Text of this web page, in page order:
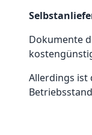
Dokumente
Allerdings ist